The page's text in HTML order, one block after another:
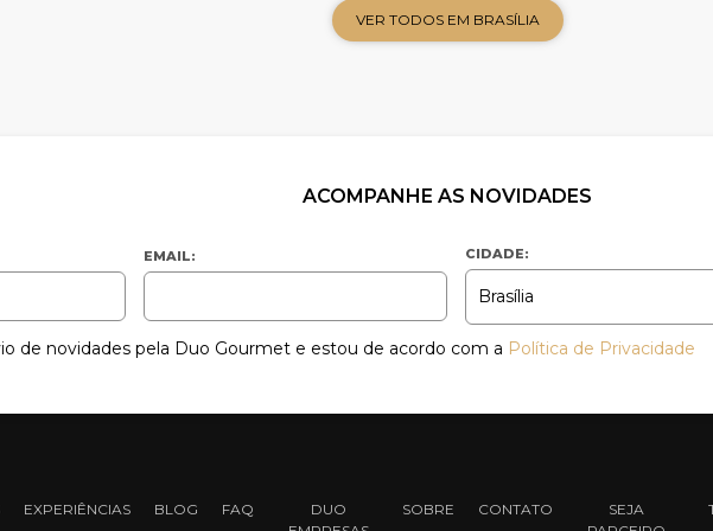
VER TODOS EM BRASÍLIA
ACOMPANHE AS NOVIDADES
EMAIL: CIDADE:
de novidades pela Duo Gourmet e estou de acordo com a Política de Privacidade
EXPERIÊNCIAS BLOG FAQ DUO SOBRE CONTATO SEJA